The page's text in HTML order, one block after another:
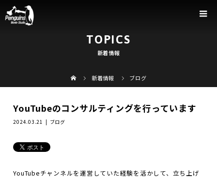
TOPICS
新着情報
新着情報 ブログ
YouTubeのコンサルティングを行っています
2024.03.21 ブログ
YouTubeチャンネルを運営していた経験を活かして、立ち上げ